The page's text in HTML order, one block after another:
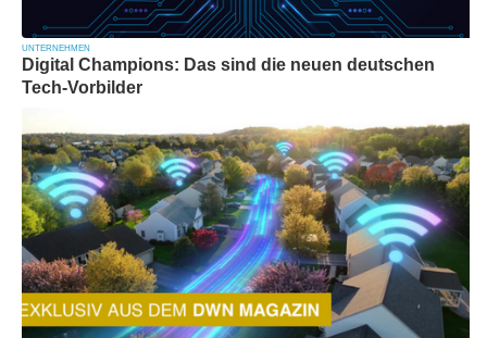
UNTERNEHMEN
Digital Champions: Das sind die neuen deutschen
Tech-Vorbilder